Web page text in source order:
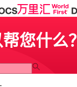
您什么？